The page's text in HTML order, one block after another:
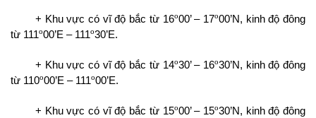
+ Khu vực có vĩ độ bắc từ 16o00’ – 17o00’N, kinh độ đông
từ 111o00’E – 111o30’E.
+ Khu vực có vĩ độ bắc từ 14o30’ – 16o30’N, kinh độ đông
từ 110o00’E – 111o00’E.
+ Khu vực có vĩ độ bắc từ 15o00’ – 15o30’N, kinh độ đông